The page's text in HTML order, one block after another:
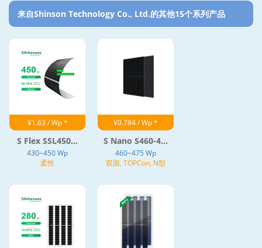
来自Shinson Technology Co., Ltd.的其他15个系列产品‎
¥1.63 / Wp *
S Flex SSL450...
430~450 Wp
柔性
¥0.784 / Wp *
S Nano S460-4...
460~475 Wp
双面, TOPCon, N型